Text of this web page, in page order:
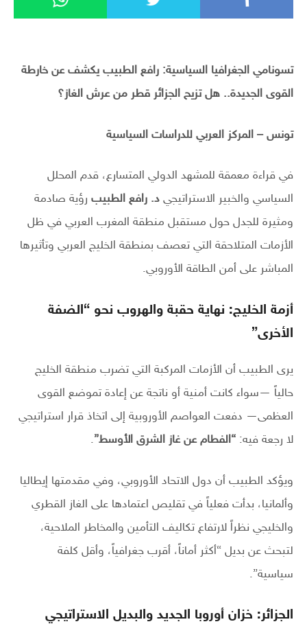
تسونامي الجغرافيا السياسية: رافع الطبيب يكشف عن خارطة
القوى الجديدة.. هل تزيح الجزائر قطر من عرش الغاز؟
تونس – المركز العربي للدراسات السياسية
في قراءة معمقة للمشهد الدولي المتسارع، قدم المحلل
السياسي والخبير الاستراتيجي د. رافع الطبيب رؤية صادمة
ومثيرة للجدل حول مستقبل منطقة المغرب العربي في ظل
الأزمات المتلاحقة التي تعصف بمنطقة الخليج العربي وتأثيرها
المباشر على أمن الطاقة الأوروبي.
أزمة الخليج: نهاية حقبة والهروب نحو “الضفة
الأخرى”
يرى الطبيب أن الأزمات المركبة التي تضرب منطقة الخليج
حالياً —سواء كانت أمنية أو ناتجة عن إعادة تموضع القوى
العظمى— دفعت العواصم الأوروبية إلى اتخاذ قرار استراتيجي
لا رجعة فيه: “الفطام عن غاز الشرق الأوسط”.
ويؤكد الطبيب أن دول الاتحاد الأوروبي، وفي مقدمتها إيطاليا
وألمانيا، بدأت فعلياً في تقليص اعتمادها على الغاز القطري
والخليجي نظراً لارتفاع تكاليف التأمين والمخاطر الملاحية،
لتبحث عن بديل “أكثر أماناً، أقرب جغرافياً، وأقل كلفة
سياسية”.
الجزائر: خزان أوروبا الجديد والبديل الاستراتيجي